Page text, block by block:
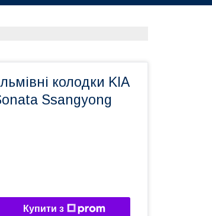
колодки KIA
Ssangyong
Купити з